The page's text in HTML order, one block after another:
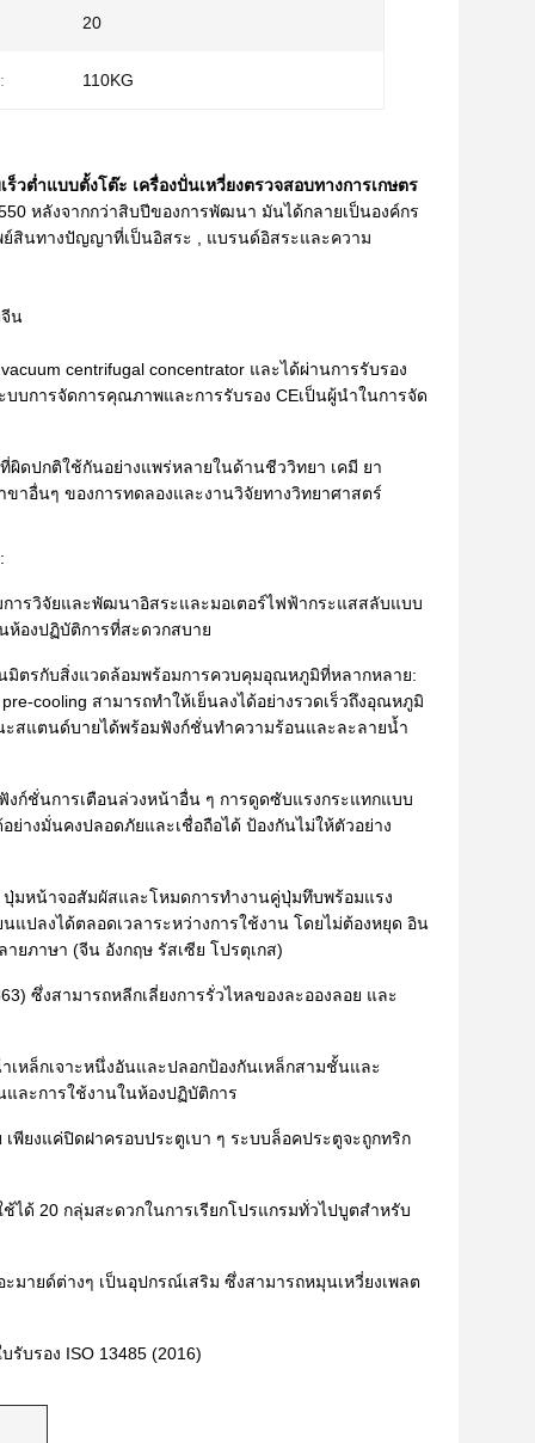
20
110KG
ต่ำแบบตั้งโต๊ะ เครื่องปั่นเหวี่ยงตรวจสอบทางการเกษตร
หลังจากกว่าสิบปีของการพัฒนา มันได้กลายเป็นองค์กร
สินทางปัญญาที่เป็นอิสระ , แบรนด์อิสระและความ
น
centrifugal concentrator และได้ผ่านการรับรอง
บการจัดการคุณภาพและการรับรอง CEเป็นผู้นำในการจัด
ผิดปกติใช้กันอย่างแพร่หลายในด้านชีววิทยา เคมี ยา
าอื่นๆ ของการทดลองและงานวิจัยทางวิทยาศาสตร์
ารวิจัยและพัฒนาอิสระและมอเตอร์ไฟฟ้ากระแสสลับแบบ
ห้องปฏิบัติการที่สะดวกสบาย
มิตรกับสิ่งแวดล้อมพร้อมการควบคุมอุณหภูมิที่หลากหลาย:
cooling สามารถทำให้เย็นลงได้อย่างรวดเร็วถึงอุณหภูมิ
สแตนด์บายได้พร้อมฟังก์ชั่นทำความร้อนและละลายน้ำ
ก์ชั่นการเตือนล่วงหน้าอื่น ๆ การดูดซับแรงกระแทกแบบ
างมั่นคงปลอดภัยและเชื่อถือได้ ป้องกันไม่ให้ตัวอย่าง
ปุ่มหน้าจอสัมผัสและโหมดการทำงานคู่ปุ่มทึบพร้อมแรง
แปลงได้ตลอดเวลาระหว่างการใช้งาน โดยไม่ต้องหยุด อิน
ยภาษา (จีน อังกฤษ รัสเซีย โปรตุเกส)
ซึ่งสามารถหลีกเลี่ยงการรั่วไหลของละอองลอย และ
เหล็กเจาะหนึ่งอันและปลอกป้องกันเหล็กสามชั้นและ
ละการใช้งานในห้องปฏิบัติการ
พียงแค่ปิดฝาครอบประตูเบา ๆ ระบบล็อคประตูจะถูกทริก
ได้ 20 กลุ่มสะดวกในการเรียกโปรแกรมทั่วไปบูตสำหรับ
มายด์ต่างๆ เป็นอุปกรณ์เสริม ซึ่งสามารถหมุนเหวี่ยงเพลต
บรอง ISO 13485 (2016)